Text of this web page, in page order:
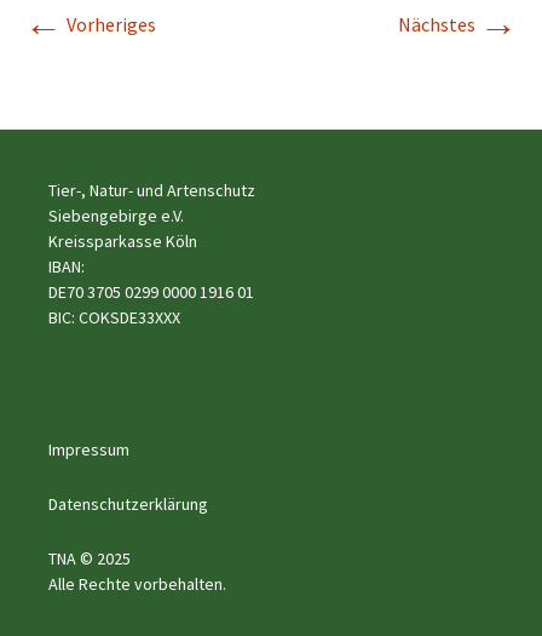
← Vorheriges Nächstes →
Tier-, Natur- und Artenschutz
Siebengebirge e.V.
Kreissparkasse Köln
IBAN:
DE70 3705 0299 0000 1916 01
BIC: COKSDE33XXX
Impressum
Datenschutzerklärung
TNA © 2025
Alle Rechte vorbehalten.